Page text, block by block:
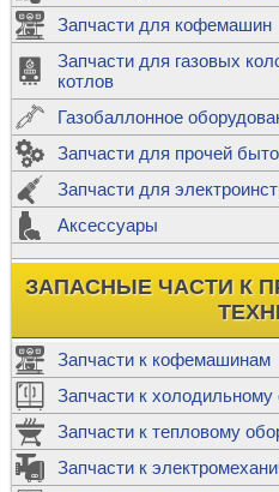
Запчасти для кофемашин
Запчасти для газовых
котлов
Газобаллонное
Запчасти для прочей
Запчасти для
Аксессуары
ЗАПАСНЫЕ ЧАСТИ К
Запчасти к кофемашинам
Запчасти к
Запчасти к тепловому
Запчасти к